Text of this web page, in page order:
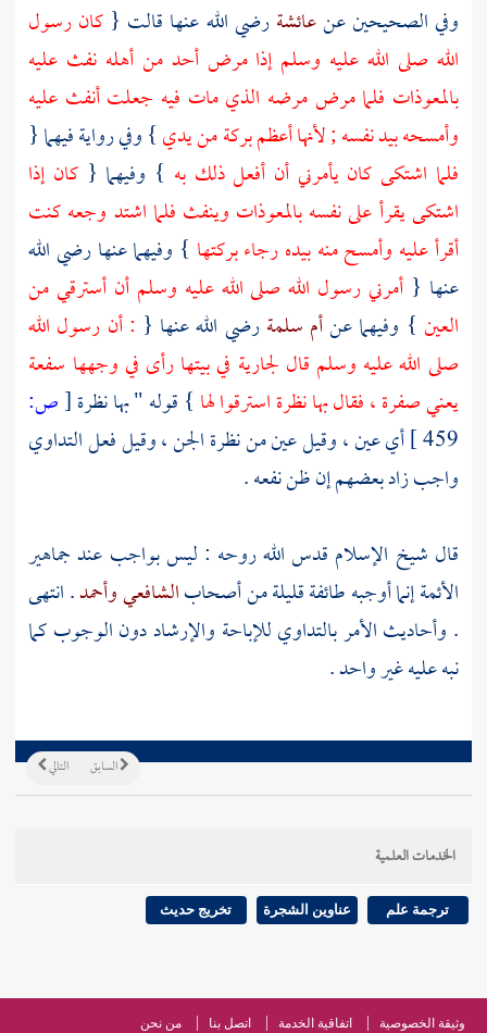
وفي الصحيحين عنعائشةرضي الله عنها قالت { كان رسول
الله صلى الله عليه وسلم إذا مرض أحد من أهله نفث عليه
بالمعوذات فلما مرض مرضه الذي مات فيه جعلت أنفث عليه
وأمسحه بيد نفسه ; لأنها أعظم بركة من يدي} وفي رواية فيهما {
فلما اشتكى كان يأمرني أن أفعل ذلك به } وفيهما {كان إذا
اشتكى يقرأ على نفسه بالمعوذات وينفث فلما اشتد وجعه كنت
أقرأ عليه وأمسح منه بيده رجاء بركتها } وفيهما عنها رضي الله
عنها { أمرني رسول الله صلى الله عليه وسلم أن أسترقي من
العين } وفيهما عنأم سلمةرضي الله عنها { : أن رسول الله
صلى الله عليه وسلم قال لجارية في بيتها رأى في وجهها سفعة
يعني صفرة ، فقال بها نظرة استرقوا لها } قوله " بها نظرة[ص:
459 ] أي عين ، وقيل عين من نظرة الجن ، وقيل فعل التداوي
واجب زاد بعضهم إن ظن نفعه .
قال شيخ الإسلام قدس الله روحه : ليس بواجب عند جماهير
الأئمة إنما أوجبه طائفة قليلة من أصحابالشافعيوأحمد. انتهى
. وأحاديث الأمر بالتداوي للإباحة والإرشاد دون الوجوب كما
نبه عليه غير واحد .
التالي السابق
الخدمات العلمية
ترجمة علم عناوين الشجرة تخريج حديث
وثيقة الخصوصية اتفاقية الخدمة اتصل بنا من نحن